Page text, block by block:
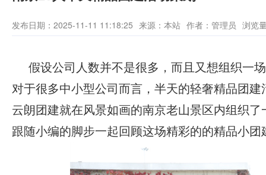
发布日期：2025-11-11 11:18:25 来源：本站 作者：管理员 浏览
假设公司人数并不是很多，而且又想组织一
对于很多中小型公司而言，半天的轻奢精品团
云朗团建就在风景如画的南京老山景区内组织了
跟随小编的脚步一起回顾这场精彩的的精品小团